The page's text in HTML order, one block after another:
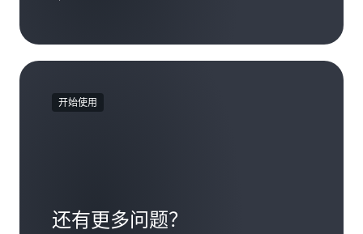
开始使用
还有更多问题？